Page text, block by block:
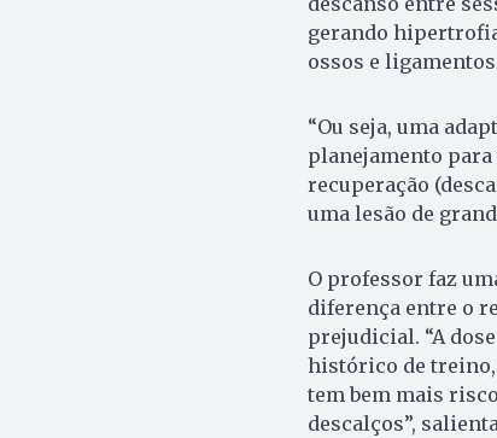
gerando
ossos e
“Ou seja, uma
planejamento
recuperação
uma lesão de
O professor faz
diferença entre o
prejudicial. “A
histórico de treino,
tem bem mais
descalços”,